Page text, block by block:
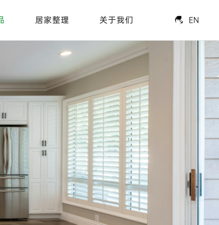
居家整理 关于我们 EN